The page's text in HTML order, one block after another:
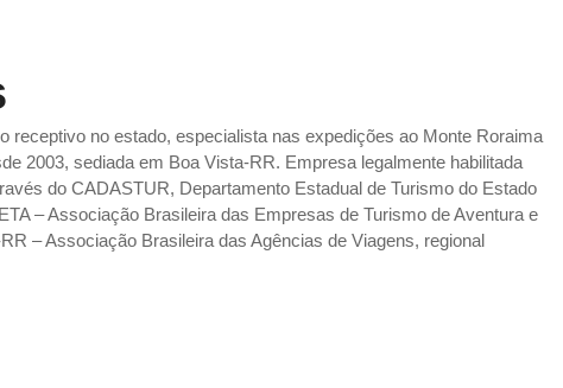
receptivo no estado, especialista nas expedições ao Monte Roraima
2003, sediada em Boa Vista-RR. Empresa legalmente habilitada
do CADASTUR, Departamento Estadual de Turismo do Estado
– Associação Brasileira das Empresas de Turismo de Aventura e
– Associação Brasileira das Agências de Viagens, regional